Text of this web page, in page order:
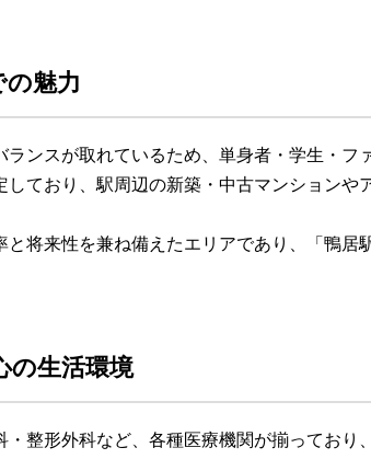
の魅力
ンスが取れているため、単身者・学生・フ
しており、駅周辺の新築・中古マンションや
将来性を兼ね備えたエリアであり、「鴨居
の生活環境
整形外科など、各種医療機関が揃っており